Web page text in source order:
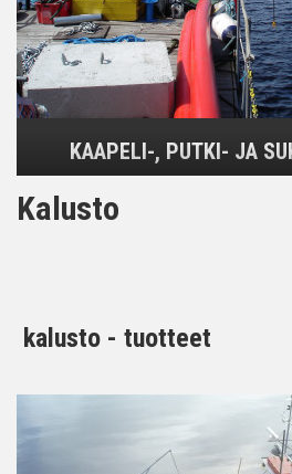
KAAPELI-, PUTKI- JA
Kalusto
kalusto - tuotteet